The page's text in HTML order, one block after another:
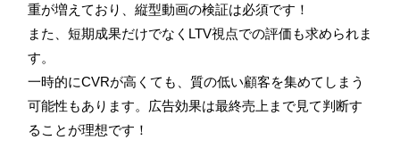
重が増えており、縦型動画の検証は必須です！
また、短期成果だけでなくLTV視点での評価も求められま
す。
一時的にCVRが高くても、質の低い顧客を集めてしまう
可能性もあります。広告効果は最終売上まで見て判断す
ることが理想です！